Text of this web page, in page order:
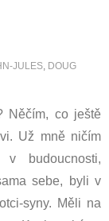
JULES, DOUG
Něčím, co ještě
Už mně ničím
budoucnosti,
sebe, byli v
syny. Měli na